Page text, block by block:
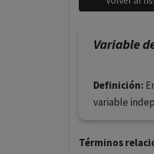
Variable
Definición:
variable
Términos